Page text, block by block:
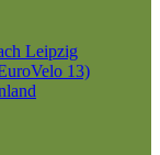
Leipzig
13)